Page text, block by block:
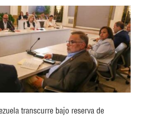
transcurre bajo reserva de